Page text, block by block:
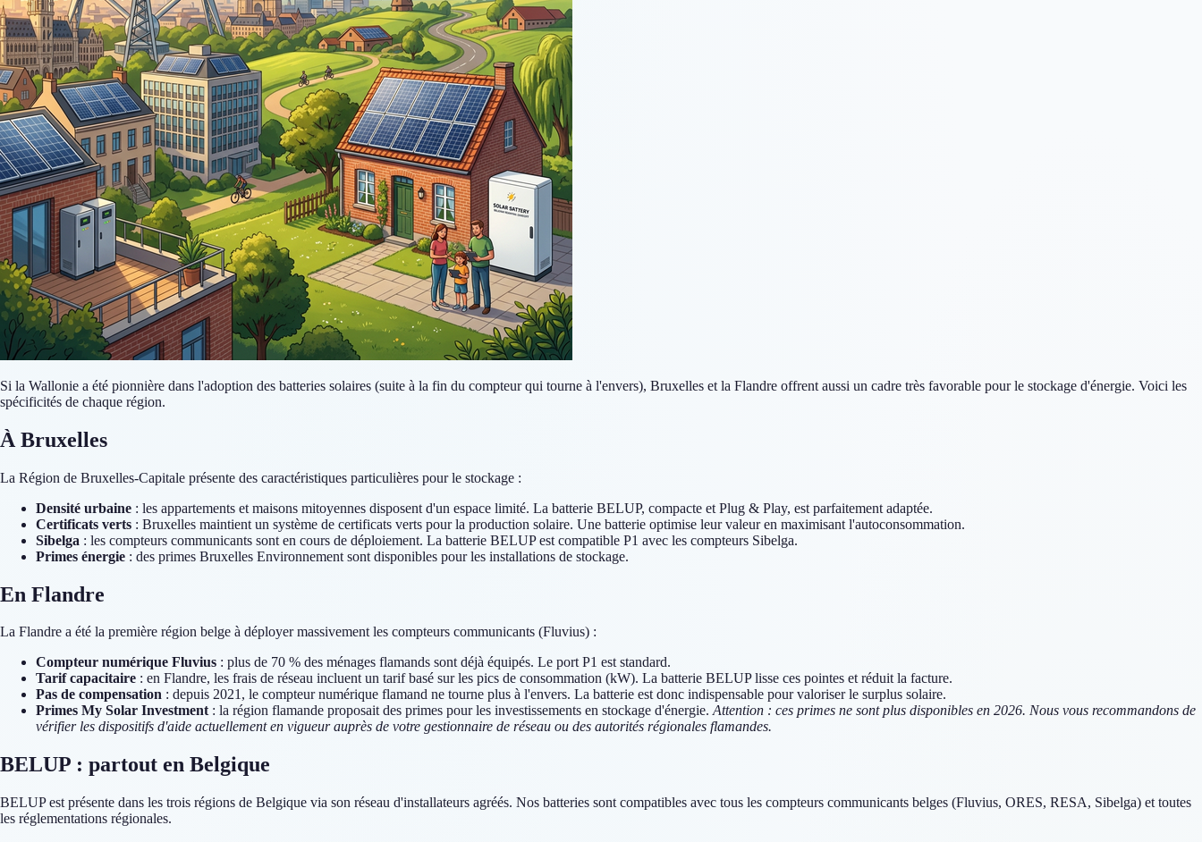
Si la Wallonie a été pionnière dans l'adoption des batteries solaires (suite à la fin du compteur qui tourne à l'envers), Bruxelles et la Flandre offrent aussi un cadre très favorable pour le stockage d'énergie. Voici les
spécificités de chaque région.
À Bruxelles
La Région de Bruxelles-Capitale présente des caractéristiques particulières pour le stockage :
Densité urbaine : les appartements et maisons mitoyennes disposent d'un espace limité. La batterie BELUP, compacte et Plug & Play, est parfaitement adaptée.
Certificats verts : Bruxelles maintient un système de certificats verts pour la production solaire. Une batterie optimise leur valeur en maximisant l'autoconsommation.
Sibelga : les compteurs communicants sont en cours de déploiement. La batterie BELUP est compatible P1 avec les compteurs Sibelga.
Primes énergie : des primes Bruxelles Environnement sont disponibles pour les installations de stockage.
En Flandre
La Flandre a été la première région belge à déployer massivement les compteurs communicants (Fluvius) :
Compteur numérique Fluvius : plus de 70 % des ménages flamands sont déjà équipés. Le port P1 est standard.
Tarif capacitaire : en Flandre, les frais de réseau incluent un tarif basé sur les pics de consommation (kW). La batterie BELUP lisse ces pointes et réduit la facture.
Pas de compensation : depuis 2021, le compteur numérique flamand ne tourne plus à l'envers. La batterie est donc indispensable pour valoriser le surplus solaire.
Primes My Solar Investment: la région flamande proposait des primes pour les investissements en stockage d'énergie.Attention : ces primes ne sont plus disponibles en 2026. Nous vous recommandons de
vérifier les dispositifs d'aide actuellement en vigueur auprès de votre gestionnaire de réseau ou des autorités régionales flamandes.
BELUP : partout en Belgique
BELUP est présente dans les trois régions de Belgique via son réseau d'installateurs agréés. Nos batteries sont compatibles avec tous les compteurs communicants belges (Fluvius, ORES, RESA, Sibelga) et toutes
les réglementations régionales.